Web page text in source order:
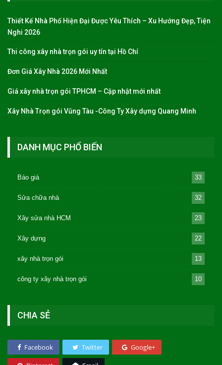
Thiết Kế Nhà Phố Hiện Đại Được Yêu Thích – Xu Hướng Đẹp, Tiện
Nghi 2026
Thi công xây nhà trọn gói uy tín tại Hồ Chí
Đơn Giá Xây Nhà 2026 Mới Nhất
Giá xây nhà trọn gói TPHCM – Cập nhật mới nhất
Xây Nhà Trọn gói Vũng Tàu -Công Ty Xây dựng Quang Minh
DANH MỤC PHỔ BIẾN
Báo giá 33
Sửa chữa nhà 32
Xây sửa nhà HCM 23
Xây dựng 22
xây nhà trọn gói 13
công ty xây nhà trọn gói 10
CHIA SẺ
Facebook Twitter Google+